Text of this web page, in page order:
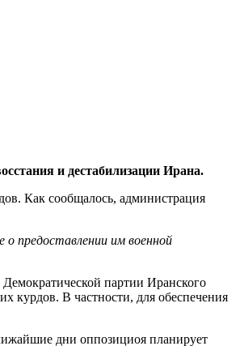
и дестабилизации Ирана.
Как сообщалось, администрация
о предоставлении им военной
партии Иранского
курдов. В частности, для обеспечения
дни оппозициоя планирует